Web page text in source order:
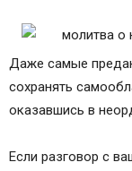
Даже самые
сохранять
оказавшись в
Если разговор с